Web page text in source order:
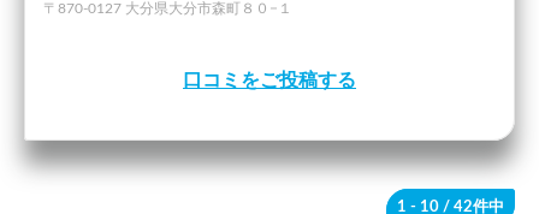
〒870-0127 大分県大分市森町８０−１
口コミをご投稿する
1 - 10 / 42件中